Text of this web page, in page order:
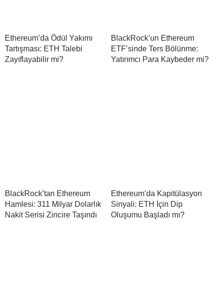
Ethereum’da Ödül Yakımı
Tartışması: ETH Talebi
Zayıflayabilir mi?
BlackRock’un Ethereum
ETF’sinde Ters Bölünme:
Yatırımcı Para Kaybeder mi?
BlackRock’tan Ethereum
Hamlesi: 311 Milyar Dolarlık
Nakit Serisi Zincire Taşındı
Ethereum’da Kapitülasyon
Sinyali: ETH İçin Dip
Oluşumu Başladı mı?